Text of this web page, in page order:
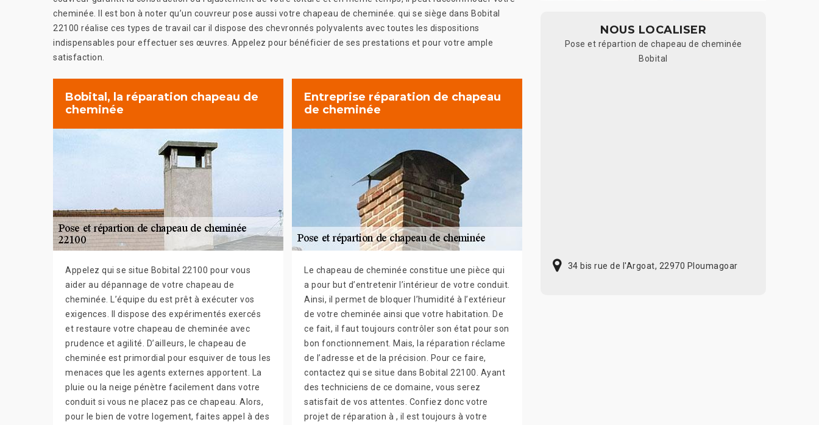
cheminée. Il est bon à noter qu’un couvreur pose aussi votre chapeau de cheminée. qui se siège dans Bobital
22100 réalise ces types de travail car il dispose des chevronnés polyvalents avec toutes les dispositions
indispensables pour effectuer ses œuvres. Appelez pour bénéficier de ses prestations et pour votre ample
satisfaction.
Bobital, la réparation chapeau de
cheminée
Appelez qui se situe Bobital 22100 pour vous
aider au dépannage de votre chapeau de
cheminée. L’équipe du est prêt à exécuter vos
exigences. Il dispose des expérimentés exercés
et restaure votre chapeau de cheminée avec
prudence et agilité. D’ailleurs, le chapeau de
cheminée est primordial pour esquiver de tous les
menaces que les agents externes apportent. La
pluie ou la neige pénètre facilement dans votre
conduit si vous ne placez pas ce chapeau. Alors,
pour le bien de votre logement, faites appel à des
Entreprise réparation de chapeau
de cheminée
Le chapeau de cheminée constitue une pièce qui
a pour but d’entretenir l’intérieur de votre conduit.
Ainsi, il permet de bloquer l’humidité à l’extérieur
de votre cheminée ainsi que votre habitation. De
ce fait, il faut toujours contrôler son état pour son
bon fonctionnement. Mais, la réparation réclame
de l’adresse et de la précision. Pour ce faire,
contactez qui se situe dans Bobital 22100. Ayant
des techniciens de ce domaine, vous serez
satisfait de vos attentes. Confiez donc votre
projet de réparation à , il est toujours à votre
NOUS LOCALISER
Pose et répartion de chapeau de cheminée
Bobital
34 bis rue de l'Argoat, 22970 Ploumagoar